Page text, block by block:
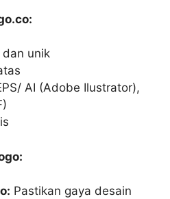
dan unik
AI (Adobe Ilustrator),
Pastikan gaya desain